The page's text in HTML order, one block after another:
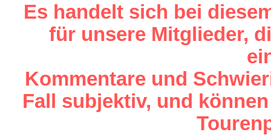
Es handelt sich bei
für unsere Mitglieder,
Kommentare und
Fall subjektiv, und